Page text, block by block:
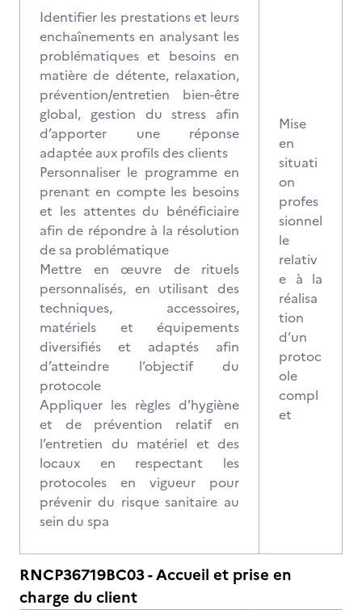
Identifier les prestations et leurs
enchaînements en analysant les
problématiques et besoins en
matière de détente, relaxation,
prévention/entretien bien-être
global, gestion du stress afin
d’apporter une réponse
adaptée aux profils des clients
Personnaliser le programme en
prenant en compte les besoins
et les attentes du bénéficiaire
afin de répondre à la résolution
de sa problématique
Mettre en œuvre de rituels
personnalisés, en utilisant des
techniques, accessoires,
matériels et équipements
diversifiés et adaptés afin
d’atteindre l’objectif du
protocole
Appliquer les règles d’hygiène
et de prévention relatif en
l’entretien du matériel et des
locaux en respectant les
protocoles en vigueur pour
prévenir du risque sanitaire au
sein du spa
Mise
en
situati
on
profes
sionnel
le
relativ
e à la
réalisa
tion
d’un
protoc
ole
compl
et
RNCP36719BC03 - Accueil et prise en
charge du client